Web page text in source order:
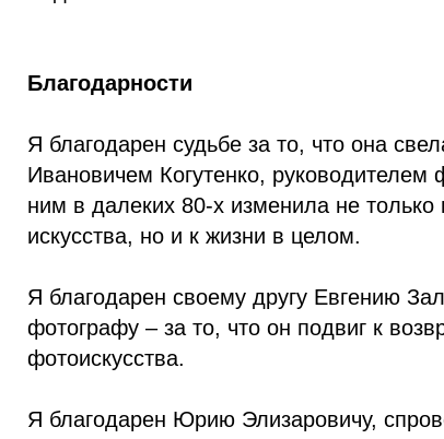
Благодарности
Я благодарен судьбе за то, что она
Ивановичем Когутенко,
ним в далеких 80-х изменила не
искусства, но и к жизни в целом.
Я благодарен своему другу Евгению
фотографу – за то, что он подвиг к
фотоискусства.
Я благодарен Юрию Элизаровичу,